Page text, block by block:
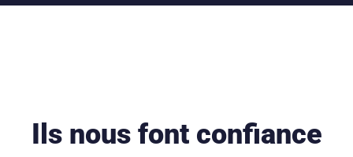
Ils nous font confiance